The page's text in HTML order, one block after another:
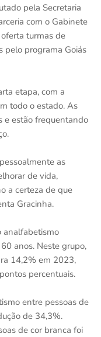
pela Secretaria
com o Gabinete
turmas de
pelo programa Goiás
etapa, com a
todo o estado. As
e estão frequentando
as
de vida,
a certeza de que
Gracinha.
analfabetismo
anos. Neste grupo,
14,2% em 2023,
percentuais.
entre pessoas de
de 34,3%.
de cor branca foi